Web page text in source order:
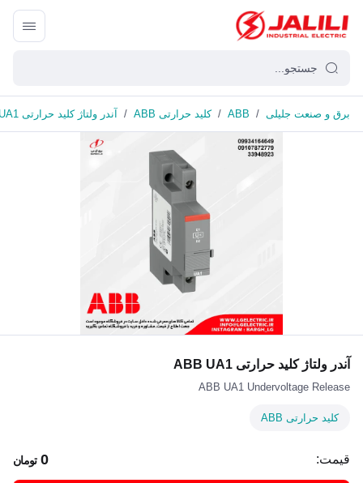
برق و صنعت جلیلی /
ABB
/ کلید حرارتی ABB / آندر ولتاژ کلید حرارتی ABB UA1
آندر ولتاژ کلید حرارتی ABB UA1
ABB UA1 Undervoltage Release
کلید حرارتی ABB
قیمت: 0 تومان